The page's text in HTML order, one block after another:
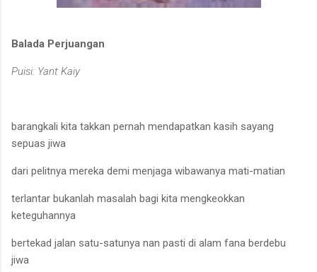
Balada Perjuangan
Puisi: Yant Kaiy
barangkali kita takkan pernah mendapatkan kasih sayang
sepuas jiwa
dari pelitnya mereka demi menjaga wibawanya mati-matian
terlantar bukanlah masalah bagi kita mengkeokkan
keteguhannya
bertekad jalan satu-satunya nan pasti di alam fana berdebu
jiwa